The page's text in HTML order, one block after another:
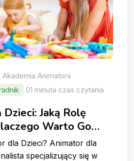
Akademia Animatora
01 minuta czas czytania
Jaką Rolę
Warto Go
dla Dzieci? Animator dla
specjalizujący się w